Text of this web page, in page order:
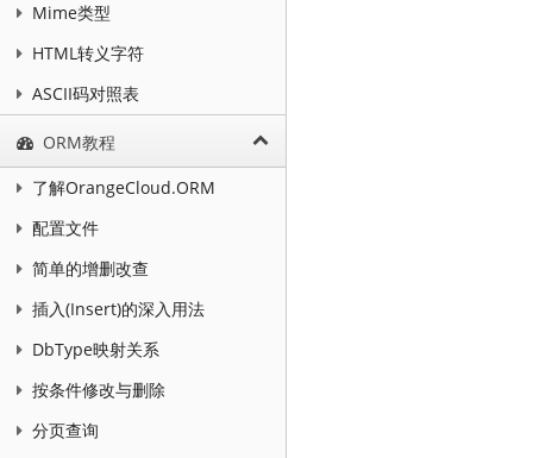
Mime类型
HTML转义字符
ASCII码对照表
ORM教程
了解OrangeCloud.ORM
配置文件
简单的增删改查
插入(Insert)的深入用法
DbType映射关系
按条件修改与删除
分页查询